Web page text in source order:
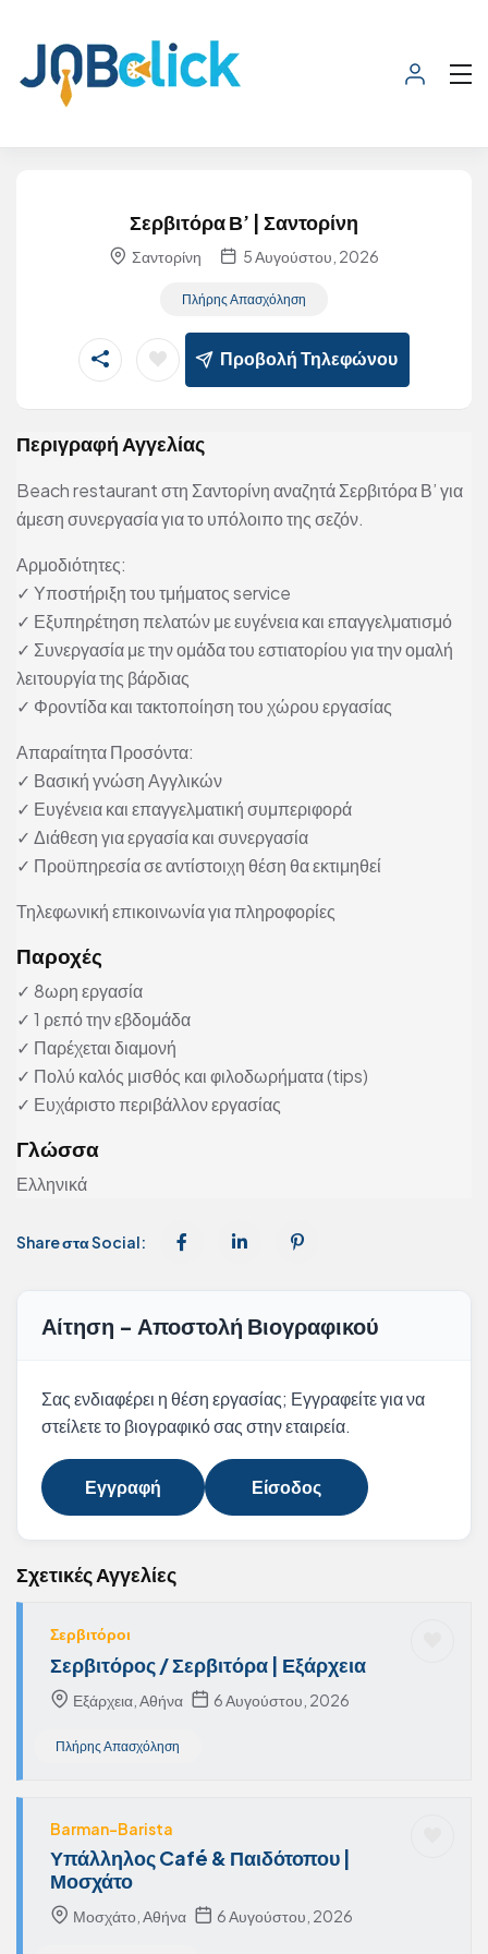
Σερβιτόρα Β’ | Σαντορίνη
Σαντορίνη 5 Αυγούστου, 2026
Πλήρης Απασχόληση
Προβολή Τηλεφώνου
Περιγραφή Αγγελίας
Beach restaurant στη Σαντορίνη αναζητά Σερβιτόρα Β’ για
άμεση συνεργασία για το υπόλοιπο της σεζόν.
Αρμοδιότητες:
✓ Υποστήριξη του τμήματος service
✓ Εξυπηρέτηση πελατών με ευγένεια και επαγγελματισμό
✓ Συνεργασία με την ομάδα του εστιατορίου για την ομαλή
λειτουργία της βάρδιας
✓ Φροντίδα και τακτοποίηση του χώρου εργασίας
Απαραίτητα Προσόντα:
✓ Βασική γνώση Αγγλικών
✓ Ευγένεια και επαγγελματική συμπεριφορά
✓ Διάθεση για εργασία και συνεργασία
✓ Προϋπηρεσία σε αντίστοιχη θέση θα εκτιμηθεί
Τηλεφωνική επικοινωνία για πληροφορίες
Παροχές
✓ 8ωρη εργασία
✓ 1 ρεπό την εβδομάδα
✓ Παρέχεται διαμονή
✓ Πολύ καλός μισθός και φιλοδωρήματα (tips)
✓ Ευχάριστο περιβάλλον εργασίας
Γλώσσα
Ελληνικά
Share στα Social:
Αίτηση - Αποστολή Βιογραφικού
Σας ενδιαφέρει η θέση εργασίας; Εγγραφείτε για να
στείλετε το βιογραφικό σας στην εταιρεία.
Εγγραφή Είσοδος
Σχετικές Αγγελίες
Σερβιτόροι
Σερβιτόρος / Σερβιτόρα | Εξάρχεια
Εξάρχεια, Αθήνα 6 Αυγούστου, 2026
Πλήρης Απασχόληση
Barman-Barista
Υπάλληλος Café & Παιδότοπου |
Μοσχάτο
Μοσχάτο, Αθήνα 6 Αυγούστου, 2026